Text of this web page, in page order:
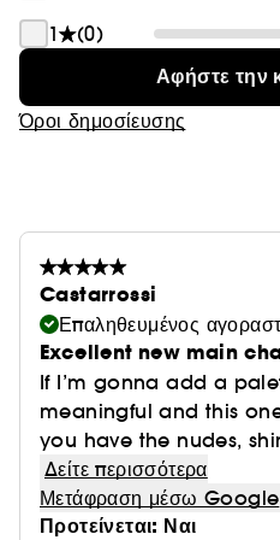
1
(0)
Αφήστε την
Όροι δημοσίευσης
Castarrossi
Επαληθευμένος
Excellent new main
If I’m gonna add a
meaningful and this
you have the nudes,
Δείτε περισσότερα
Μετάφραση μέσω Google
Προτείνεται: Ναι